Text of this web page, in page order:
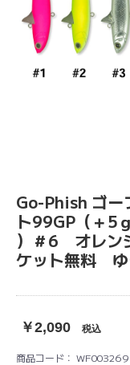
Go-Phish ゴ
ト99GP（＋5
）＃6 オレ
ケット無料 ゆ
￥2,090 税込
商品コード：